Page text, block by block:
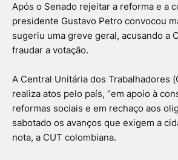
Após o Senado rejeitar a reforma e a
presidente Gustavo Petro convocou
sugeriu uma greve geral, acusando a
fraudar a votação.
A Central Unitária dos Trabalhadores
realiza atos pelo país, “em apoio à
reformas sociais e em rechaço aos
sabotado os avanços que exigem a
nota, a CUT colombiana.